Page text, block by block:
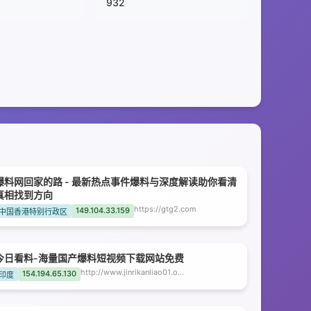
932
料网回家的路 - 最新热点事件爆料与深度解读助你看清
相找到方向
国香港特别行政区 149.104.33.159 https://gtg2.com
日看料-海量国产爆料短视频下载网站免费
度 154.194.65.130 http://www.jinrikanliao01.org